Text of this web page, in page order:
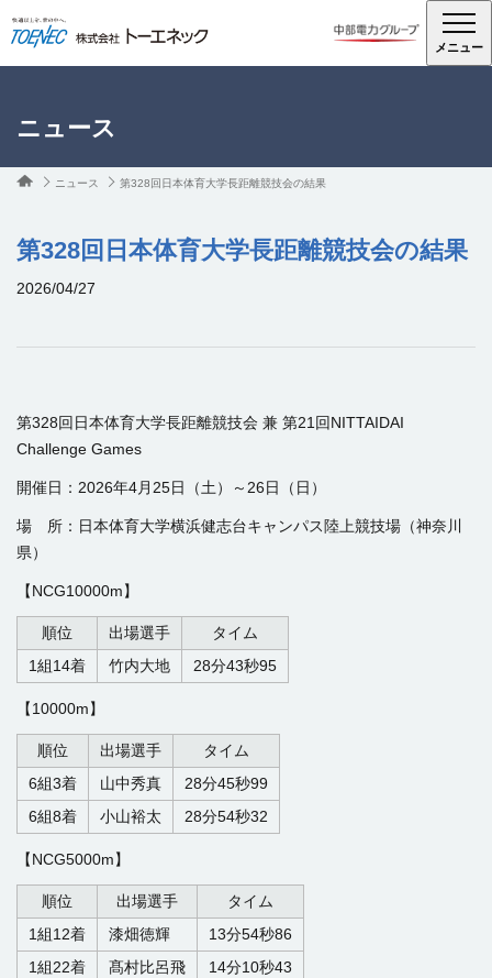
メニュー
ニュース
ニュース 第328回日本体育大学長距離競技会の結果
第328回日本体育大学長距離競技会の結果
2026/04/27
第328回日本体育大学長距離競技会 兼 第21回NITTAIDAI
Challenge Games
開催日： 2026年4月 25日（土）～26日（日）
場 所：日本体育大学横浜健志台キャンパス陸上競技場（神奈川
県）
【NCG10000m】
順位 出場選手
タイム
1組14着
竹内大地 28分43秒95
【10000m】
順位 出場選手
タイム
6組3着
山中秀真
28分45秒99
6組8着
小山裕太 28分54秒32
【NCG5000m】
順位 出場選手
タイム
1組12着
漆畑徳輝
13分54秒86
1組22着
髙村比呂飛 14分10秒43